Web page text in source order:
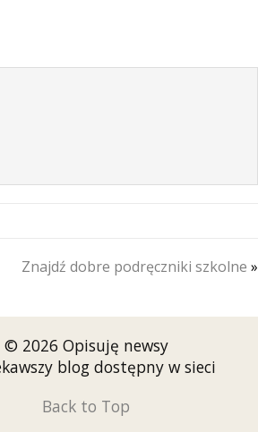
Znajdź dobre podręczniki szkolne »
© 2026 Opisuję newsy
blog dostępny w sieci
Back to Top